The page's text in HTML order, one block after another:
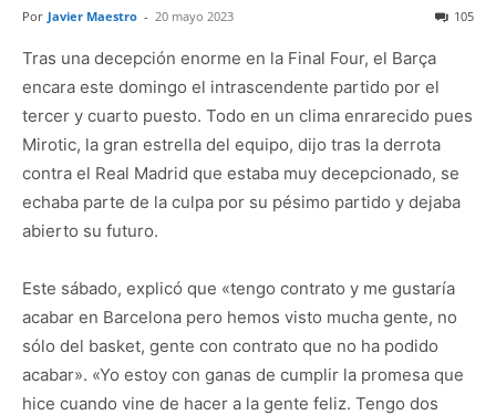
Por Javier Maestro - 20 mayo 2023 105
Tras una decepción enorme en la Final Four, el Barça
encara este domingo el intrascendente partido por el
tercer y cuarto puesto. Todo en un clima enrarecido pues
Mirotic, la gran estrella del equipo, dijo tras la derrota
contra el Real Madrid que estaba muy decepcionado, se
echaba parte de la culpa por su pésimo partido y dejaba
abierto su futuro.
Este sábado, explicó que «tengo contrato y me gustaría
acabar en Barcelona pero hemos visto mucha gente, no
sólo del basket, gente con contrato que no ha podido
acabar». «Yo estoy con ganas de cumplir la promesa que
hice cuando vine de hacer a la gente feliz. Tengo dos